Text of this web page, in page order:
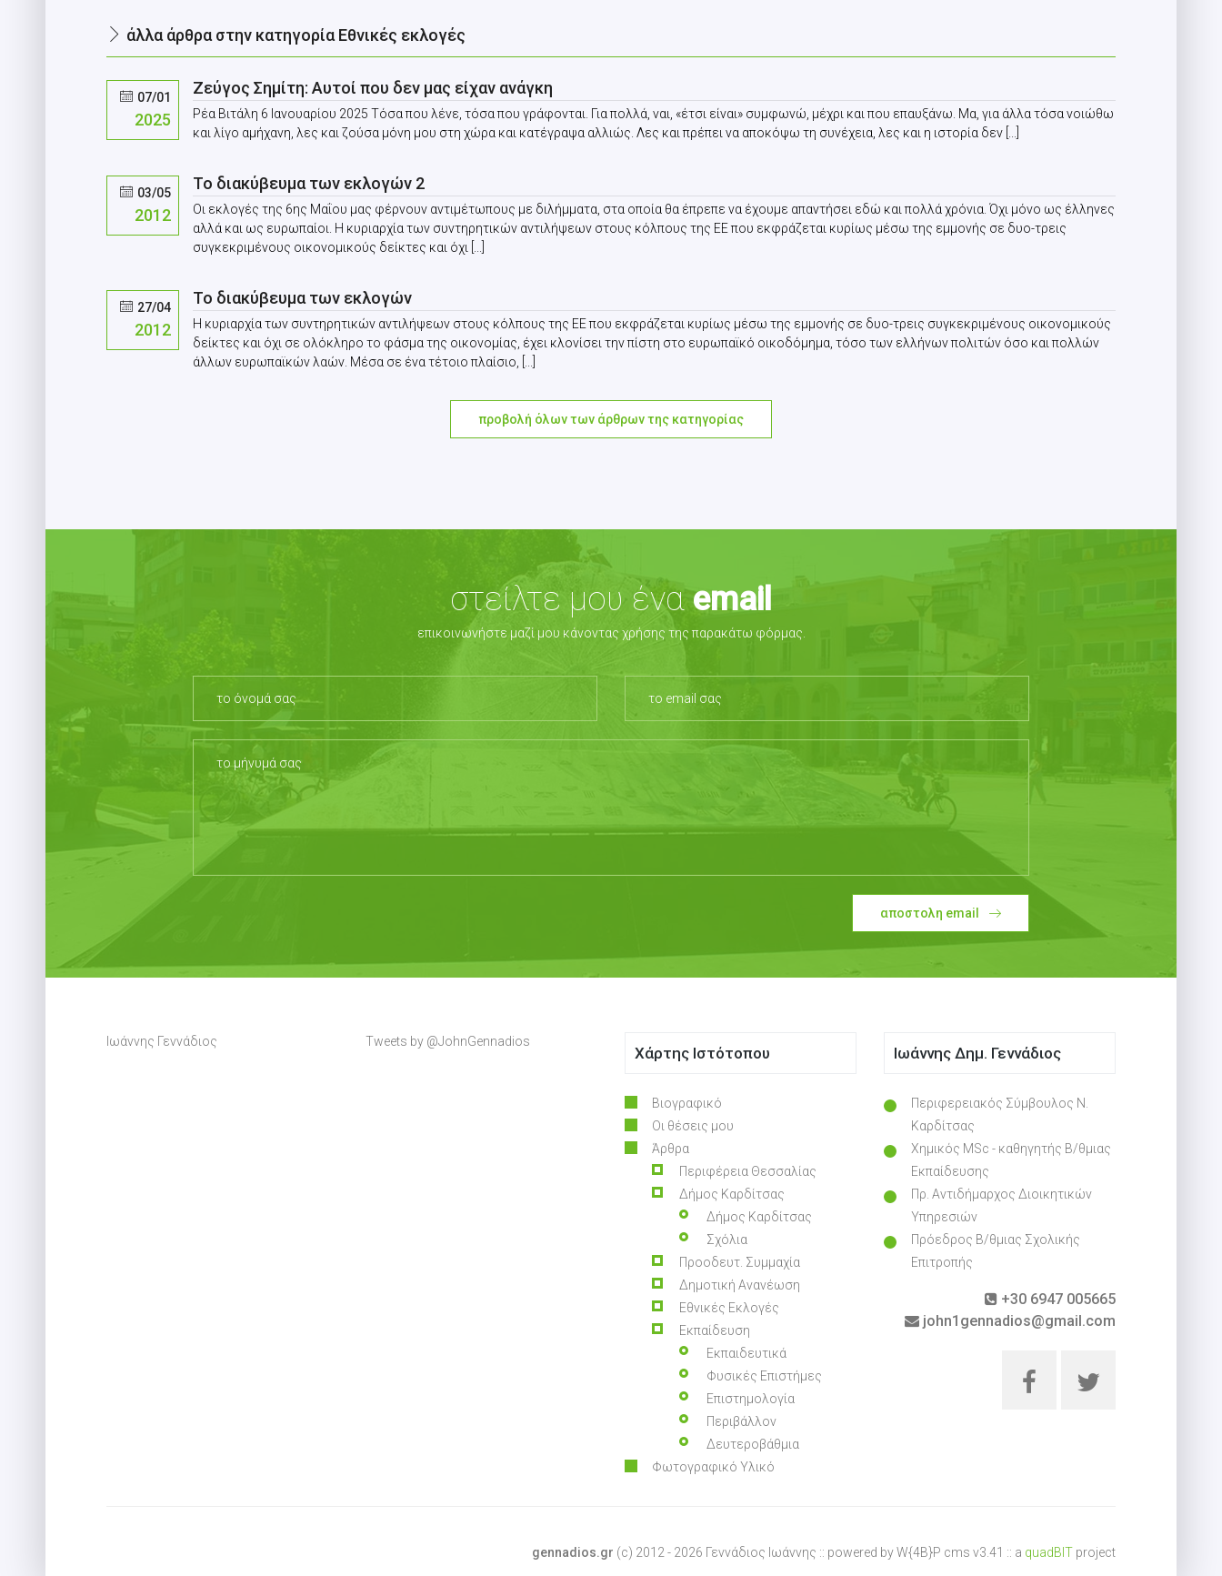
άλλα άρθρα στην κατηγορία Εθνικές εκλογές
07/01
2025
Ζεύγος Σημίτη: Αυτοί που δεν μας είχαν ανάγκη
Ρέα Βιτάλη 6 Ιανουαρίου 2025 Τόσα που λένε, τόσα που γράφονται. Για πολλά, ναι, «έτσι είναι» συμφωνώ, μέχρι και που επαυξάνω. Μα, για άλλα τόσα νοιώθω
και λίγο αμήχανη, λες και ζούσα μόνη μου στη χώρα και κατέγραψα αλλιώς. Λες και πρέπει να αποκόψω τη συνέχεια, λες και η ιστορία δεν [...]
03/05
2012
Το διακύβευμα των εκλογών 2
Oι εκλογές της 6ης Μαΐου μας φέρνουν αντιμέτωπους με διλήμματα, στα οποία θα έπρεπε να έχουμε απαντήσει εδώ και πολλά χρόνια. Όχι μόνο ως έλληνες
αλλά και ως ευρωπαίοι. Η κυριαρχία των συντηρητικών αντιλήψεων στους κόλπους της ΕΕ που εκφράζεται κυρίως μέσω της εμμονής σε δυο-τρεις
συγκεκριμένους οικονομικούς δείκτες και όχι [...]
27/04
2012
Το διακύβευμα των εκλογών
Η κυριαρχία των συντηρητικών αντιλήψεων στους κόλπους της ΕΕ που εκφράζεται κυρίως μέσω της εμμονής σε δυο-τρεις συγκεκριμένους οικονομικούς
δείκτες και όχι σε ολόκληρο το φάσμα της οικονομίας, έχει κλονίσει την πίστη στο ευρωπαϊκό οικοδόμημα, τόσο των ελλήνων πολιτών όσο και πολλών
άλλων ευρωπαϊκών λαών. Μέσα σε ένα τέτοιο πλαίσιο, [...]
προβολή όλων των άρθρων της κατηγορίας
στείλτε μου έναemail
επικοινωνήστε μαζί μου κάνοντας χρήσης της παρακάτω φόρμας.
αποστολη email
Ιωάννης Γεννάδιος Tweets by @JohnGennadios
Χάρτης Ιστότοπου
Βιογραφικό
Οι θέσεις μου
Άρθρα
Περιφέρεια Θεσσαλίας
Δήμος Καρδίτσας
Δήμος Καρδίτσας
Σχόλια
Προοδευτ. Συμμαχία
Δημοτική Ανανέωση
Εθνικές Εκλογές
Εκπαίδευση
Εκπαιδευτικά
Φυσικές Επιστήμες
Επιστημολογία
Περιβάλλον
Δευτεροβάθμια
Φωτογραφικό Υλικό
Ιωάννης Δημ. Γεννάδιος
Περιφερειακός Σύμβουλος Ν.
Καρδίτσας
Χημικός MSc - καθηγητής Β/θμιας
Εκπαίδευσης
Πρ. Αντιδήμαρχος Διοικητικών
Υπηρεσιών
Πρόεδρος Β/θμιας Σχολικής
Επιτροπής
+30 6947 005665
john1gennadios@gmail.com
gennadios.gr (c) 2012 - 2026 Γεννάδιος Ιωάννης :: powered by W{4B}P cms v3.41 :: a quadBIT project